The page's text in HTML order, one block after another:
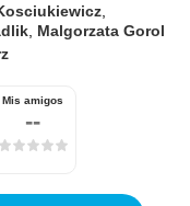
Malgorzata Gorol
Mis amigos
--